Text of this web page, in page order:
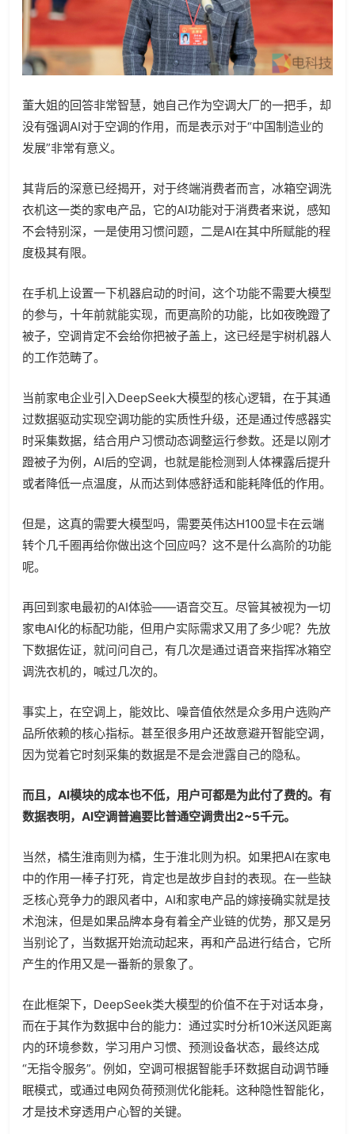
董大姐的回答非常智慧，她自己作为空调大厂的一把手，却
没有强调AI对于空调的作用，而是表示对于“中国制造业的
发展”非常有意义。
其背后的深意已经揭开，对于终端消费者而言，冰箱空调洗
衣机这一类的家电产品，它的AI功能对于消费者来说，感知
不会特别深，一是使用习惯问题，二是AI在其中所赋能的程
度极其有限。
在手机上设置一下机器启动的时间，这个功能不需要大模型
的参与，十年前就能实现，而更高阶的功能，比如夜晚蹬了
被子，空调肯定不会给你把被子盖上，这已经是宇树机器人
的工作范畴了。
当前家电企业引入DeepSeek大模型的核心逻辑，在于其通
过数据驱动实现空调功能的实质性升级，还是通过传感器实
时采集数据，结合用户习惯动态调整运行参数。还是以刚才
蹬被子为例，AI后的空调，也就是能检测到人体裸露后提升
或者降低一点温度，从而达到体感舒适和能耗降低的作用。
但是，这真的需要大模型吗，需要英伟达H100显卡在云端
转个几千圈再给你做出这个回应吗？这不是什么高阶的功能
呢。
再回到家电最初的AI体验——语音交互。尽管其被视为一切
家电AI化的标配功能，但用户实际需求又用了多少呢？先放
下数据佐证，就问问自己，有几次是通过语音来指挥冰箱空
调洗衣机的，喊过几次的。
事实上，在空调上，能效比、噪音值依然是众多用户选购产
品所依赖的核心指标。甚至很多用户还故意避开智能空调，
因为觉着它时刻采集的数据是不是会泄露自己的隐私。
而且，AI模块的成本也不低，用户可都是为此付了费的。有
数据表明，AI空调普遍要比普通空调贵出2~5千元。
当然，橘生淮南则为橘，生于淮北则为枳。如果把AI在家电
中的作用一棒子打死，肯定也是故步自封的表现。在一些缺
乏核心竞争力的跟风者中，AI和家电产品的嫁接确实就是技
术泡沫，但是如果品牌本身有着全产业链的优势，那又是另
当别论了，当数据开始流动起来，再和产品进行结合，它所
产生的作用又是一番新的景象了。
在此框架下，DeepSeek类大模型的价值不在于对话本身，
而在于其作为数据中台的能力：通过实时分析10米送风距离
内的环境参数，学习用户习惯、预测设备状态，最终达成
“无指令服务”。例如，空调可根据智能手环数据自动调节睡
眠模式，或通过电网负荷预测优化能耗。这种隐性智能化，
才是技术穿透用户心智的关键。